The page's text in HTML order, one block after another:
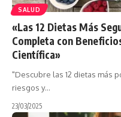
SALUD
«Las 12 Dietas Más
Completa con
Científica»
"Descubre las 12 dietas más
riesgos y…
23/03/2025